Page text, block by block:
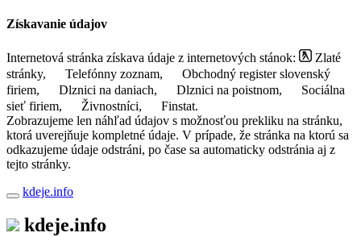
Získavanie údajov
Internetová stránka získava údaje z internetových stánok:
Zlaté
stránky,
Telefónny zoznam,
Obchodný register slovenský
firiem,
Dlznici na daniach, Dlznici na poistnom,
Sociálna
sieť firiem,
Živnostníci,
Finstat.
Zobrazujeme len náhľad údajov s možnosťou prekliku na stránku,
ktorá uverejňuje kompletné údaje. V prípade, že stránka na ktorú sa
odkazujeme údaje odstráni, po čase sa automaticky odstránia aj z
tejto stránky.
kdeje.info
kdeje.info